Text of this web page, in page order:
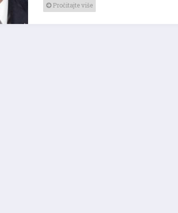
Pročitajte više